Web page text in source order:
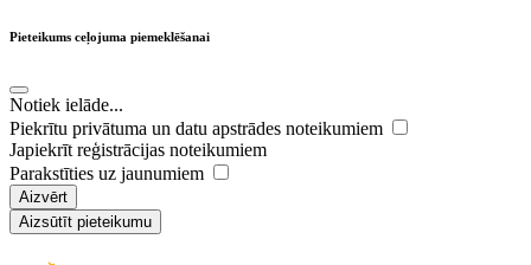
Pieteikums ceļojuma piemeklēšanai
Notiek ielāde...
Piekrītu privātuma un datu apstrādes noteikumiem
Japiekrīt reģistrācijas noteikumiem
Parakstīties uz jaunumiem
Aizvērt
Aizsūtīt pieteikumu